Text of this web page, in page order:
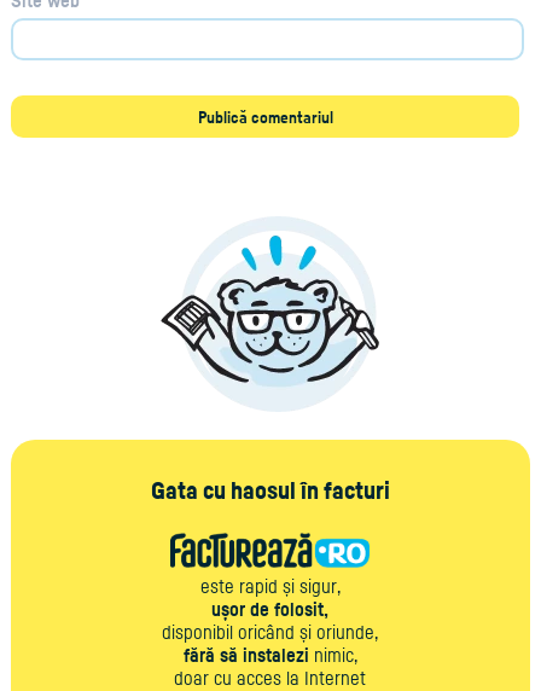
Gata cu haosul în facturi
este rapid și sigur,
ușor de folosit,
disponibil oricând și oriunde,
fără să instalezi nimic,
doar cu acces la Internet